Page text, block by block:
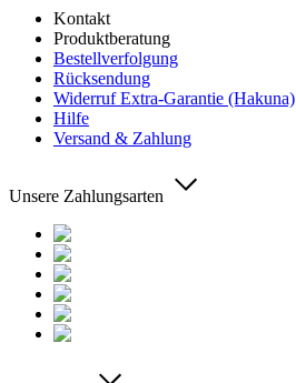
Kontakt
Produktberatung
Bestellverfolgung
Rücksendung
Widerruf Extra-Garantie (Hakuna)
Hilfe
Versand & Zahlung
Unsere Zahlungsarten